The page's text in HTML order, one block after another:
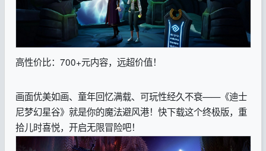
高性价比：700+元内容，远超价值！
画面优美如画、童年回忆满载、可玩性经久不衰——《迪士
尼梦幻星谷》就是你的魔法避风港！快下载这个终极版，重
拾儿时喜悦，开启无限冒险吧！